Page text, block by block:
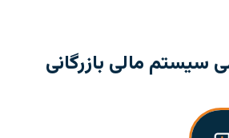
سیستم مالی بازرگانی